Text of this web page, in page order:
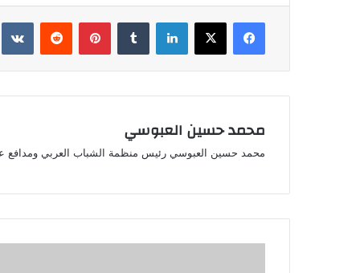
فيسبوك ‫X لينكدإن بينتيريست
محمد حسين العبوسي
محمد حسين العبوسي رئيس منظمة الشباب العربي ومدافع